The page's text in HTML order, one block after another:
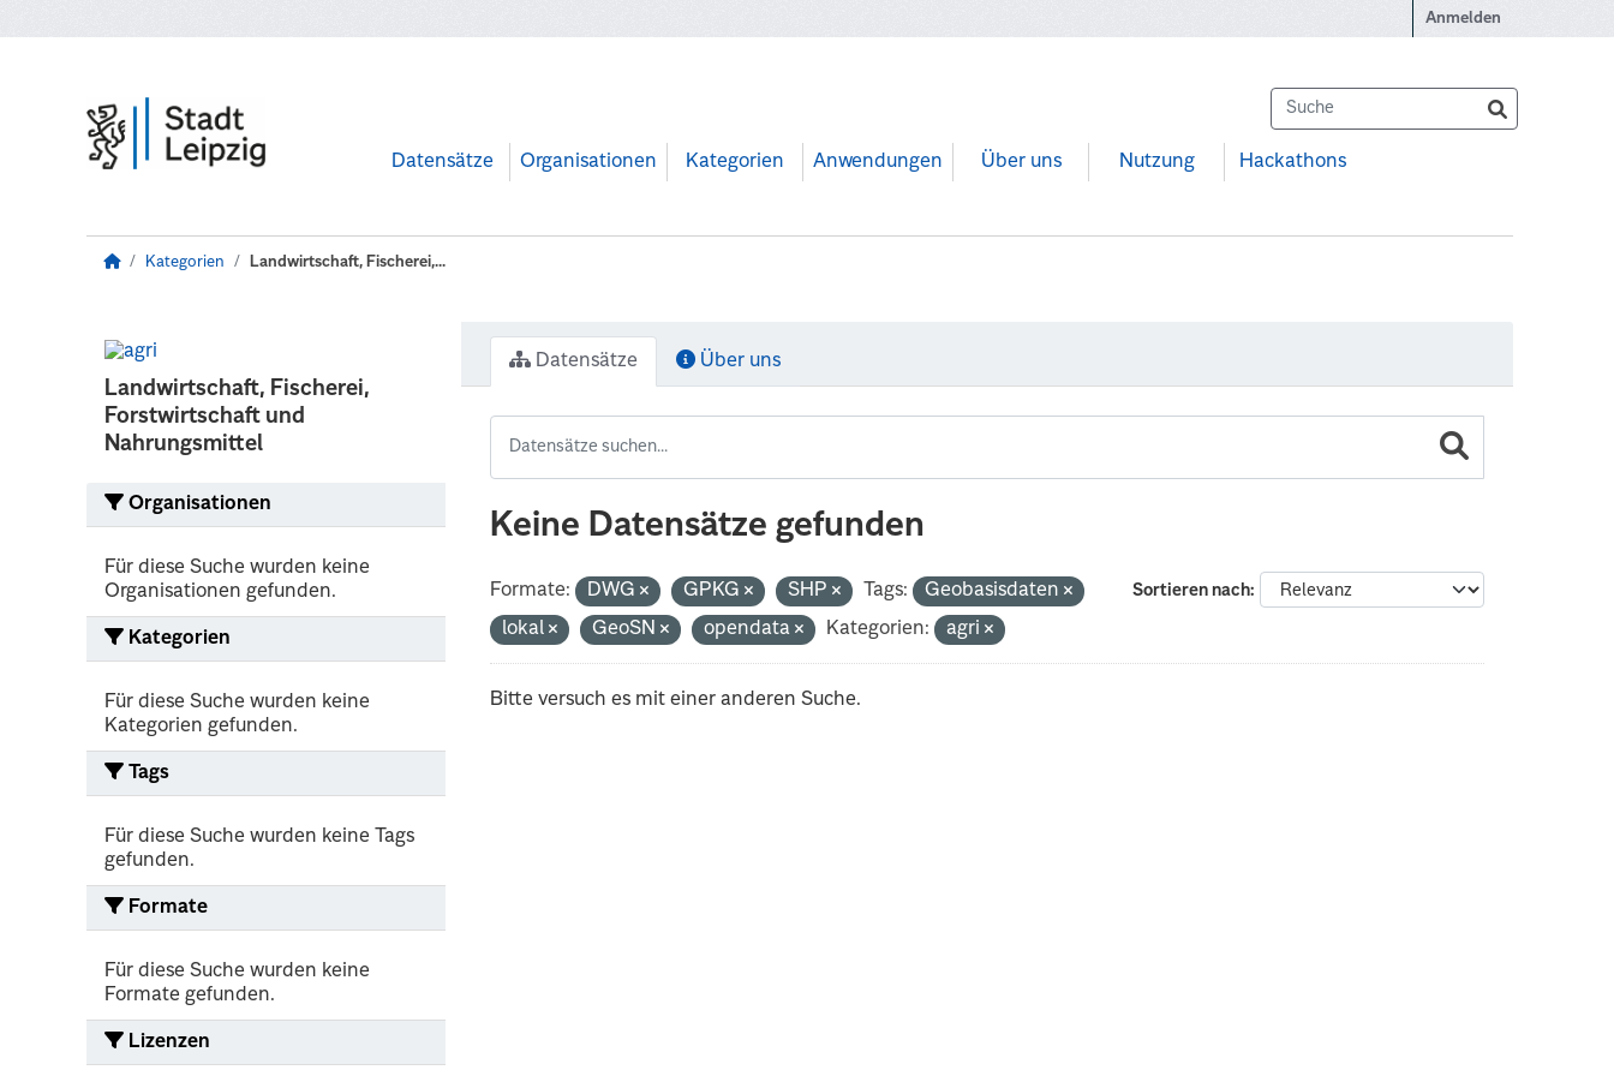
Anmelden
Datensätze Organisationen Kategorien Anwendungen Über uns Nutzung Hackathons
Kategorien Landwirtschaft, Fischerei,...
Landwirtschaft, Fischerei,
Forstwirtschaft und
Nahrungsmittel
Organisationen
Für diese Suche wurden keine
Organisationen gefunden.
Kategorien
Für diese Suche wurden keine
Kategorien gefunden.
Tags
Für diese Suche wurden keine Tags
gefunden.
Formate
Für diese Suche wurden keine
Formate gefunden.
Lizenzen
Datensätze Über uns
Keine Datensätze gefunden
Sortieren nach
Formate: DWG GPKG SHP Tags:
Geobasisdaten
lokal
GeoSN opendata Kategorien: agri
Bitte versuch es mit einer anderen Suche.